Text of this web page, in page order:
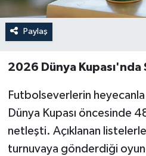
Paylaş
2026 Dünya Kupası'nda
Futbolseverlerin
Dünya Kupası öncesinde
netleşti. Açıklanan
turnuvaya gönderdiği